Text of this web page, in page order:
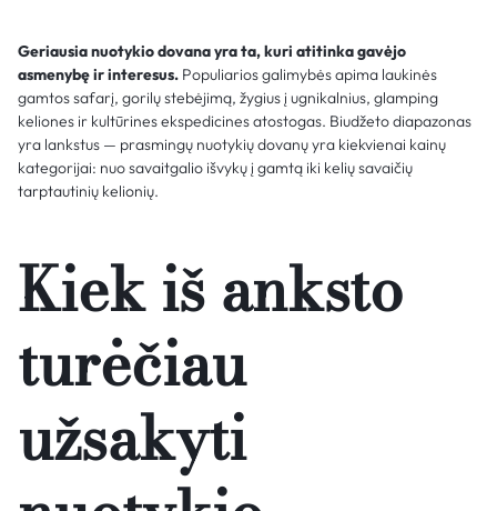
Geriausia nuotykio dovana yra ta, kuri atitinka gavėjo
asmenybę ir interesus. Populiarios galimybės apima laukinės
gamtos safarį, gorilų stebėjimą, žygius į ugnikalnius, glamping
keliones ir kultūrines ekspedicines atostogas. Biudžeto diapazonas
yra lankstus — prasmingų nuotykių dovanų yra kiekvienai kainų
kategorijai: nuo savaitgalio išvykų į gamtą iki kelių savaičių
tarptautinių kelionių.
Kiek iš anksto
turėčiau
užsakyti